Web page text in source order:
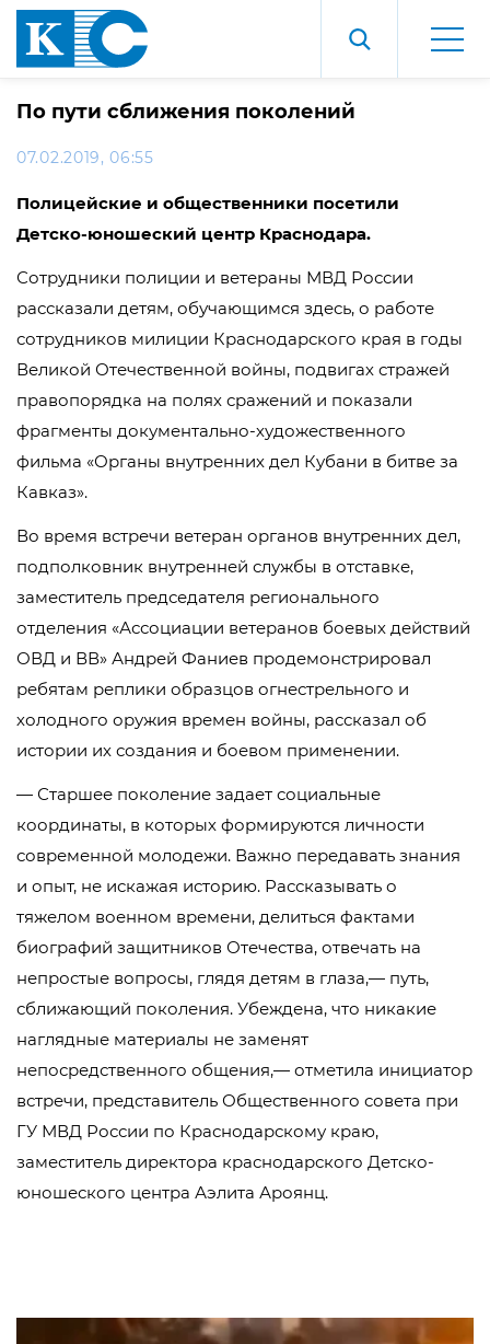
По пути сближения поколений
07.02.2019, 06:55
Полицейские и общественники посетили
Детско-юношеский центр Краснодара.
Сотрудники полиции и ветераны МВД России
рассказали детям, обучающимся здесь, о работе
сотрудников милиции Краснодарского края в годы
Великой Отечественной войны, подвигах стражей
правопорядка на полях сражений и показали
фрагменты документально-художественного
фильма «Органы внутренних дел Кубани в битве за
Кавказ».
Во время встречи ветеран органов внутренних дел,
подполковник внутренней службы в отставке,
заместитель председателя регионального
отделения «Ассоциации ветеранов боевых действий
ОВД и ВВ» Андрей Фаниев продемонстрировал
ребятам реплики образцов огнестрельного и
холодного оружия времен войны, рассказал об
истории их создания и боевом применении.
— Старшее поколение задает социальные
координаты, в которых формируются личности
современной молодежи. Важно передавать знания
и опыт, не искажая историю. Рассказывать о
тяжелом военном времени, делиться фактами
биографий защитников Отечества, отвечать на
непростые вопросы, глядя детям в глаза,— путь,
сближающий поколения. Убеждена, что никакие
наглядные материалы не заменят
непосредственного общения,— отметила инициатор
встречи, представитель Общественного совета при
ГУ МВД России по Краснодарскому краю,
заместитель директора краснодарского Детско-
юношеского центра Аэлита Ароянц.